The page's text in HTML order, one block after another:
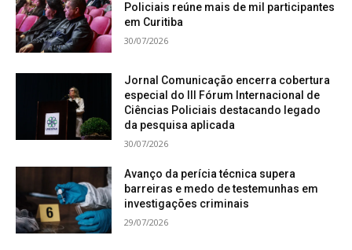
Policiais reúne mais de mil participantes
em Curitiba
30/07/2026
Jornal Comunicação encerra cobertura
especial do III Fórum Internacional de
Ciências Policiais destacando legado
da pesquisa aplicada
30/07/2026
Avanço da perícia técnica supera
barreiras e medo de testemunhas em
investigações criminais
29/07/2026